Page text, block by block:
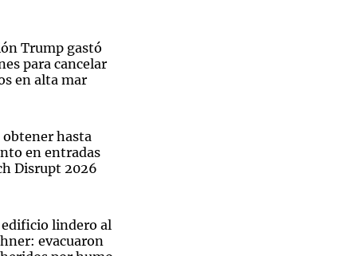
Trump gastó
para cancelar
en alta mar
hasta
en entradas
Disrupt 2026
lindero al
evacuaron